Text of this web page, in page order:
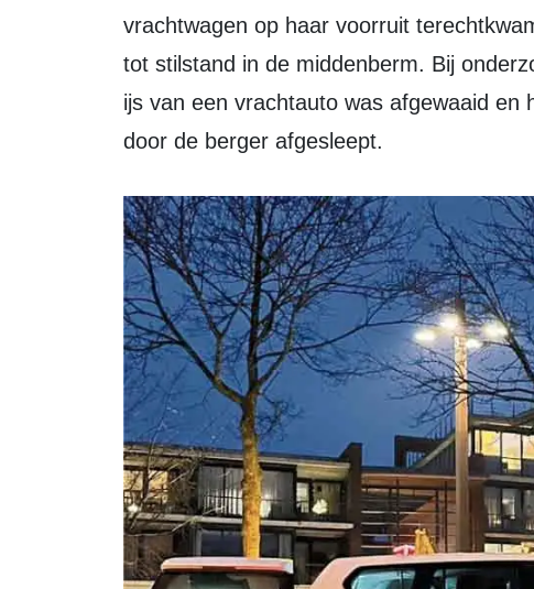
vrachtwagen op haar voorruit
tot stilstand in de middenberm. Bij
ijs van een vrachtauto was afgewaaid
door de berger afgesleept.